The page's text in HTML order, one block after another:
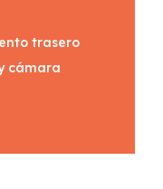
trasero
cámara